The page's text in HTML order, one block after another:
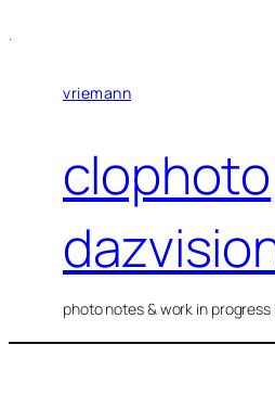
Inhalt
.
vriemann
clophoto
photo notes & work in progress